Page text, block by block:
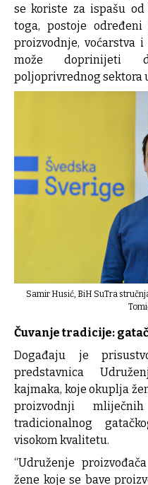
se koriste za ispašu od
toga, postoje
proizvodnje, voćarstva
može doprinijeti
poljoprivrednog sektora
Samir Husić, BiH SuTra
Čuvanje tradicije:
Događaju je
predstavnica
kajmaka, koje okuplja
proizvodnji
tradicionalnog
visokom kvalitetu.
“Udruženje
žene koje se bave